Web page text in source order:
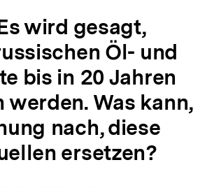
wird gesagt,
Öl- und
bis in 20 Jahren
werden. Was kann,
nach, diese
ersetzen?